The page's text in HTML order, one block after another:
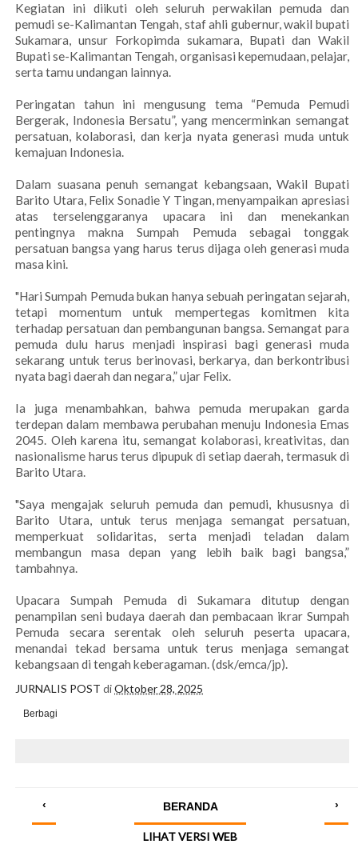
Kegiatan ini diikuti oleh seluruh perwakilan pemuda dan
pemudi se-Kalimantan Tengah, staf ahli gubernur, wakil bupati
Sukamara, unsur Forkopimda sukamara, Bupati dan Wakil
Bupati se-Kalimantan Tengah, organisasi kepemudaan, pelajar,
serta tamu undangan lainnya.
Peringatan tahun ini mengusung tema “Pemuda Pemudi
Bergerak, Indonesia Bersatu”, yang mencerminkan semangat
persatuan, kolaborasi, dan kerja nyata generasi muda untuk
kemajuan Indonesia.
Dalam suasana penuh semangat kebangsaan, Wakil Bupati
Barito Utara, Felix Sonadie Y Tingan, menyampaikan apresiasi
atas terselenggaranya upacara ini dan menekankan
pentingnya makna Sumpah Pemuda sebagai tonggak
persatuan bangsa yang harus terus dijaga oleh generasi muda
masa kini.
"Hari Sumpah Pemuda bukan hanya sebuah peringatan sejarah,
tetapi momentum untuk mempertegas komitmen kita
terhadap persatuan dan pembangunan bangsa. Semangat para
pemuda dulu harus menjadi inspirasi bagi generasi muda
sekarang untuk terus berinovasi, berkarya, dan berkontribusi
nyata bagi daerah dan negara,” ujar Felix.
Ia juga menambahkan, bahwa pemuda merupakan garda
terdepan dalam membawa perubahan menuju Indonesia Emas
2045. Oleh karena itu, semangat kolaborasi, kreativitas, dan
nasionalisme harus terus dipupuk di setiap daerah, termasuk di
Barito Utara.
"Saya mengajak seluruh pemuda dan pemudi, khususnya di
Barito Utara, untuk terus menjaga semangat persatuan,
memperkuat solidaritas, serta menjadi teladan dalam
membangun masa depan yang lebih baik bagi bangsa,”
tambahnya.
Upacara Sumpah Pemuda di Sukamara ditutup dengan
penampilan seni budaya daerah dan pembacaan ikrar Sumpah
Pemuda secara serentak oleh seluruh peserta upacara,
menandai tekad bersama untuk terus menjaga semangat
kebangsaan di tengah keberagaman. (dsk/emca/jp).
JURNALIS POST diOktober 28, 2025
Berbagi
‹ ›
BERANDA
LIHAT VERSI WEB